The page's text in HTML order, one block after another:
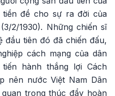
tiền đề cho sự ra đời của
2/1930). Những chiến sĩ
đầu tiên đó đã chiến đấu,
cách mạng của dân
hành thắng lợi Cách
nên nước Việt Nam Dân
trọng thúc đẩy hoàn